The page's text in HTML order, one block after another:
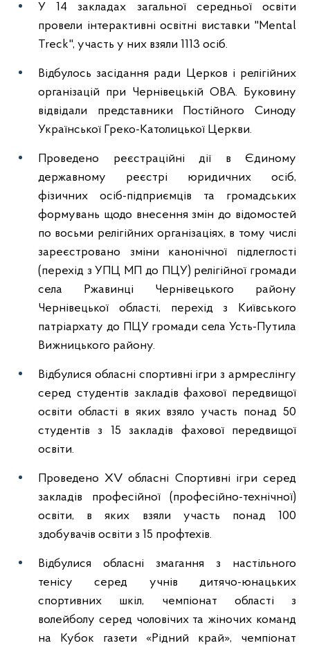
У 14 закладах загальної середньої освіти
провели інтерактивні освітні виставки "Mental
Treck", участь у них взяли 1113 осіб.
Відбулось засідання ради Церков і релігійних
організацій при Чернівецькій ОВА. Буковину
відвідали представники Постійного Синоду
Української Греко-Католицької Церкви.
Проведено реєстраційні дії в Єдиному
державному реєстрі юридичних осіб,
фізичних осіб-підприємців та громадських
формувань щодо внесення змін до відомостей
по восьми релігійних організаціях, в тому числі
зареєстровано зміни канонічної підлеглості
(перехід з УПЦ МП до ПЦУ) релігійної громади
села Ржавинці Чернівецького району
Чернівецької області, перехід з Київського
патріархату до ПЦУ громади села Усть-Путила
Вижницького району.
Відбулися обласні спортивні ігри з армреслінгу
серед студентів закладів фахової передвищої
освіти області в яких взяло участь понад 50
студентів з 15 закладів фахової передвищої
освіти.
Проведено ХV обласні Спортивні ігри серед
закладів професійної (професійно-технічної)
освіти, в яких взяли участь понад 100
здобувачів освіти з 15 профтехів.
Відбулися обласні змагання з настільного
тенісу серед учнів дитячо-юнацьких
спортивних шкіл, чемпіонат області з
волейболу серед чоловічих та жіночих команд
на Кубок газети «Рідний край», чемпіонат